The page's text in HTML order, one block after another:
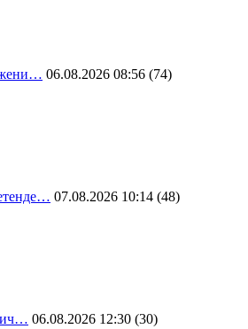
06.08.2026 08:56 (74)
07.08.2026 10:14 (48)
06.08.2026 12:30 (30)